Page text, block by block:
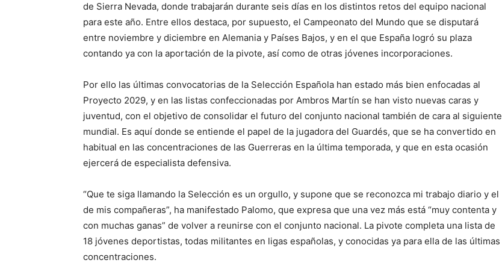
de Sierra Nevada, donde trabajarán durante seis días en los distintos retos del equipo nacional
para este año. Entre ellos destaca, por supuesto, el Campeonato del Mundo que se disputará
entre noviembre y diciembre en Alemania y Países Bajos, y en el que España logró su plaza
contando ya con la aportación de la pivote, así como de otras jóvenes incorporaciones.
Por ello las últimas convocatorias de la Selección Española han estado más bien enfocadas al
Proyecto 2029, y en las listas confeccionadas por Ambros Martín se han visto nuevas caras y
juventud, con el objetivo de consolidar el futuro del conjunto nacional también de cara al siguiente
mundial. Es aquí donde se entiende el papel de la jugadora del Guardés, que se ha convertido en
habitual en las concentraciones de las Guerreras en la última temporada, y que en esta ocasión
ejercerá de especialista defensiva.
“Que te siga llamando la Selección es un orgullo, y supone que se reconozca mi trabajo diario y el
de mis compañeras”, ha manifestado Palomo, que expresa que una vez más está “muy contenta y
con muchas ganas” de volver a reunirse con el conjunto nacional. La pivote completa una lista de
18 jóvenes deportistas, todas militantes en ligas españolas, y conocidas ya para ella de las últimas
concentraciones.